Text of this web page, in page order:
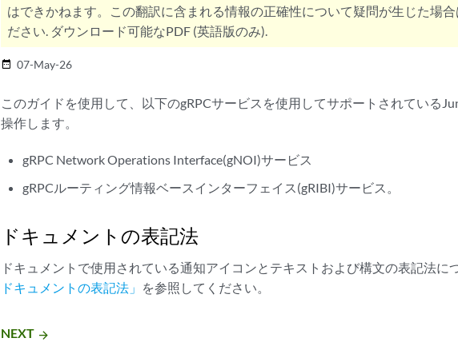
はできかねます。この翻訳に含まれる情報の正確性について疑問が生じた場合
ださい. ダウンロード可能なPDF (英語版のみ).
date_range 07-May-26
このガイドを使用して、以下のgRPCサービスを使用してサポートされている
操作します。
gRPC Network Operations Interface(gNOI)サービス
gRPCルーティング情報ベースインターフェイス(gRIBI)サービス。
ドキュメントの表記法
ドキュメントで使用されている通知アイコンとテキストおよび構文の表記法に
ドキュメントの表記法」 を参照してください。
NEXT arrow_forward